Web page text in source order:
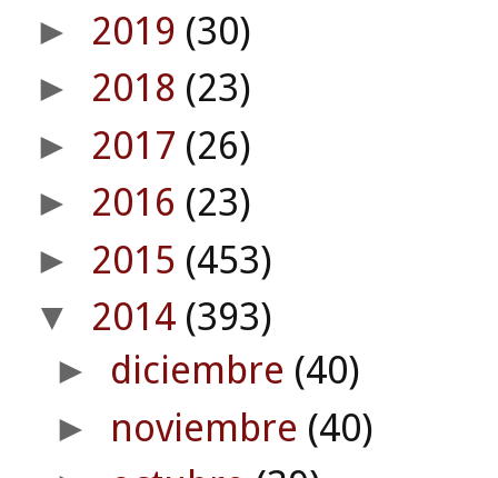
► 2019 (30)
► 2018 (23)
► 2017 (26)
► 2016 (23)
► 2015 (453)
▼ 2014 (393)
► diciembre (40)
► noviembre (40)